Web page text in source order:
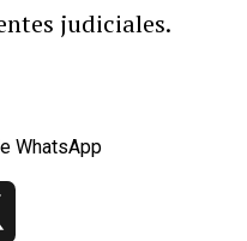
judiciales.
WhatsApp